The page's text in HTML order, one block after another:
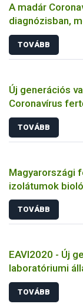
A madár
diagnózisban,
TOVÁBB
Új generációs
Coronavírus
TOVÁBB
Magyarországi
izolátumok
állatkísérletes
TOVÁBB
EAVI2020 - Új
laboratóriumi
TOVÁBB